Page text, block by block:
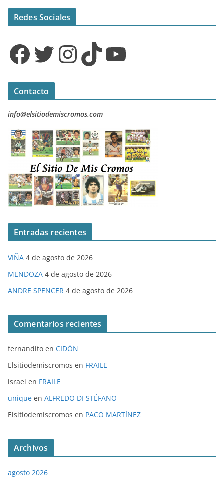
Redes Sociales
Facebook Twitter InstagramTikTok YouTube
Contacto
info@elsitiodemiscromos.com
Entradas recientes
VIÑA 4 de agosto de 2026
MENDOZA 4 de agosto de 2026
ANDRE SPENCER 4 de agosto de 2026
Comentarios recientes
fernandito en CIDÓN
Elsitiodemiscromos en FRAILE
israel en FRAILE
unique en ALFREDO DI STÉFANO
Elsitiodemiscromos en PACO MARTÍNEZ
Archivos
agosto 2026